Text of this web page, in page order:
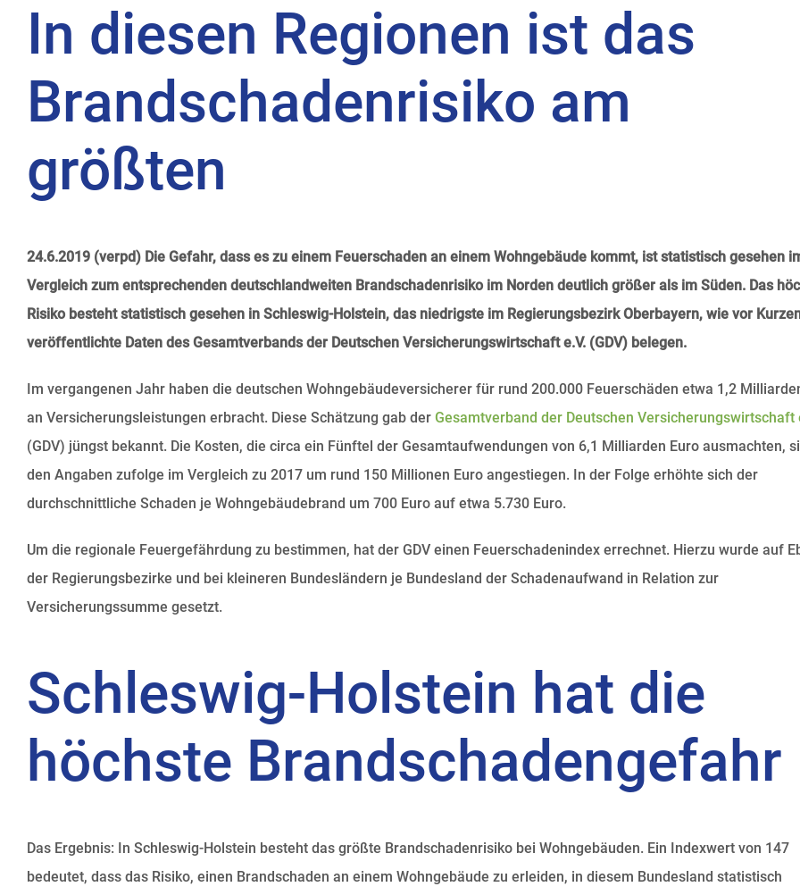
In diesen Regionen ist das
Brandschadenrisiko am
größten
24.6.2019 (verpd) Die Gefahr, dass es zu einem Feuerschaden an einem Wohngebäude kommt, ist statistisch gesehen
Vergleich zum entsprechenden deutschlandweiten Brandschadenrisiko im Norden deutlich größer als im Süden. Das
Risiko besteht statistisch gesehen in Schleswig-Holstein, das niedrigste im Regierungsbezirk Oberbayern, wie vor
veröffentlichte Daten des Gesamtverbands der Deutschen Versicherungswirtschaft e.V. (GDV) belegen.
Im vergangenen Jahr haben die deutschen Wohngebäudeversicherer für rund 200.000 Feuerschäden etwa 1,2
an Versicherungsleistungen erbracht. Diese Schätzung gab der Gesamtverband der Deutschen Versicherungswirtschaft
(GDV) jüngst bekannt. Die Kosten, die circa ein Fünftel der Gesamtaufwendungen von 6,1 Milliarden Euro ausmachten,
den Angaben zufolge im Vergleich zu 2017 um rund 150 Millionen Euro angestiegen. In der Folge erhöhte sich der
durchschnittliche Schaden je Wohngebäudebrand um 700 Euro auf etwa 5.730 Euro.
Um die regionale Feuergefährdung zu bestimmen, hat der GDV einen Feuerschadenindex errechnet. Hierzu wurde auf
der Regierungsbezirke und bei kleineren Bundesländern je Bundesland der Schadenaufwand in Relation zur
Versicherungssumme gesetzt.
Schleswig-Holstein hat die
höchste Brandschadengefahr
Das Ergebnis: In Schleswig-Holstein besteht das größte Brandschadenrisiko bei Wohngebäuden. Ein Indexwert von 147
bedeutet, dass das Risiko, einen Brandschaden an einem Wohngebäude zu erleiden, in diesem Bundesland statistisch